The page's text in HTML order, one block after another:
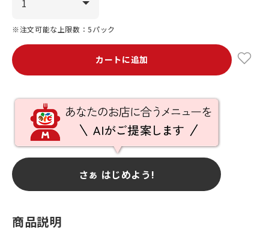
※注文可能な上限数：5パック
カートに追加
さぁ はじめよう!
商品説明